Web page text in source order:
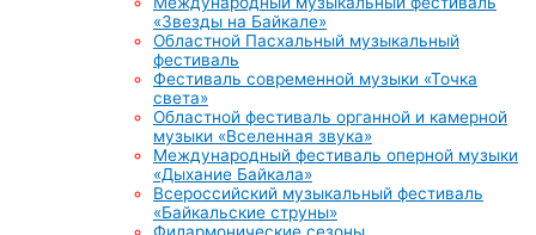
«Звезды на Байкале»
Областной Пасхальный музыкальный
фестиваль
Фестиваль современной музыки «Точка
света»
Областной фестиваль органной и камерной
музыки «Вселенная звука»
Международный фестиваль оперной музыки
«Дыхание Байкала»
Всероссийский музыкальный фестиваль
«Байкальские струны»
Филармонические сезоны